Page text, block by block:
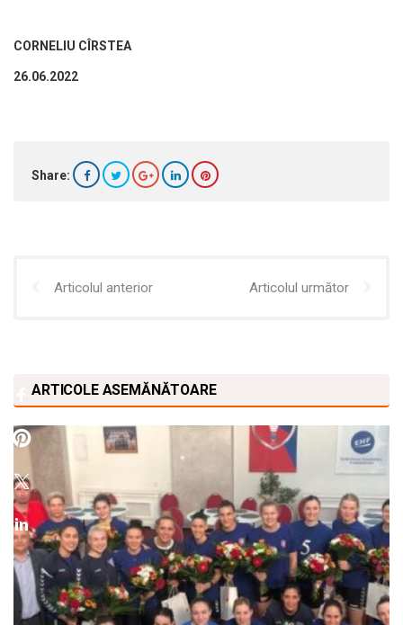
CORNELIU CÎRSTEA
26.06.2022
Share:
Articolul anterior Articolul următor
ARTICOLE ASEMĂNĂTOARE